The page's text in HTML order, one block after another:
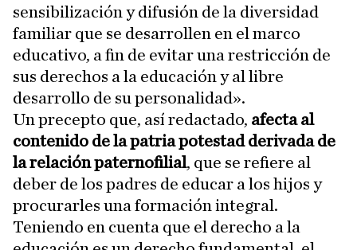
sensibilización y difusión de la diversidad
familiar que se desarrollen en el marco
educativo, a fin de evitar una restricción de
sus derechos a la educación y al libre
desarrollo de su personalidad».
Un precepto que, así redactado, afecta al
contenido de la patria potestad derivada de
la relación paternofilial, que se refiere al
deber de los padres de educar a los hijos y
procurarles una formación integral.
Teniendo en cuenta que el derecho a la